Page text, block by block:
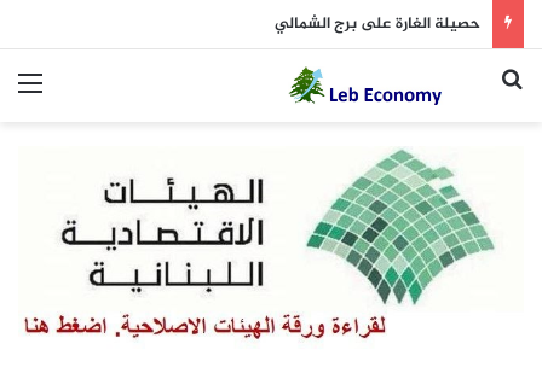
حصيلة الغارة على برج الشمالي
بحث عن